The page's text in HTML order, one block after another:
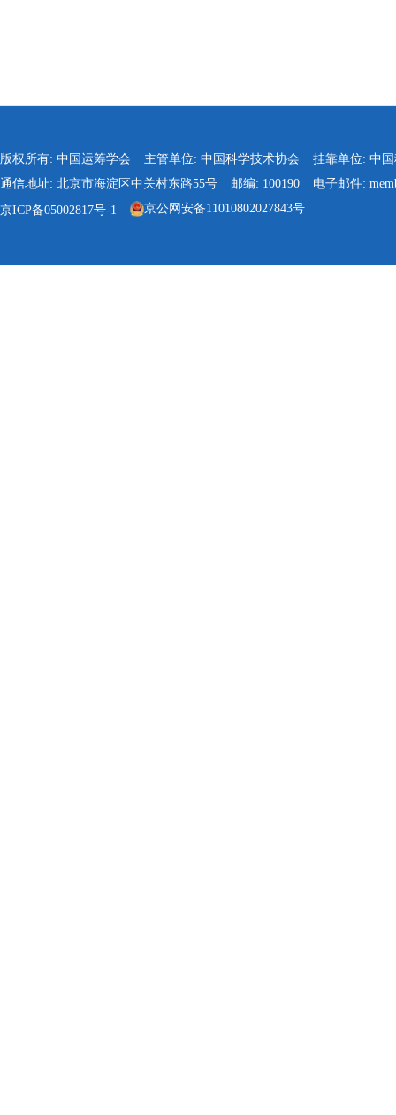
版权所有: 中国运筹学会 主管单位: 中国科学技术协会
挂靠单位: 中
通信地址: 北京市海淀区中关村东路55号
邮编: 100190 电子邮件:
京ICP备05002817号-1 京公网安备11010802027843号